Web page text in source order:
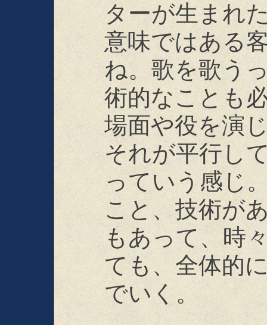
ターが生まれ
意味ではある
ね。歌を歌う
術的なことも
場面や役を演
それが平行し
っていう感じ
こと、技術が
もあって、時
ても、全体的
でいく。